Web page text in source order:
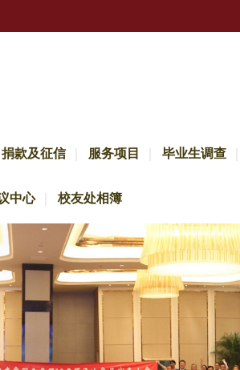
捐款及征信 服务项目 毕业生调查
中心 校友处相簿